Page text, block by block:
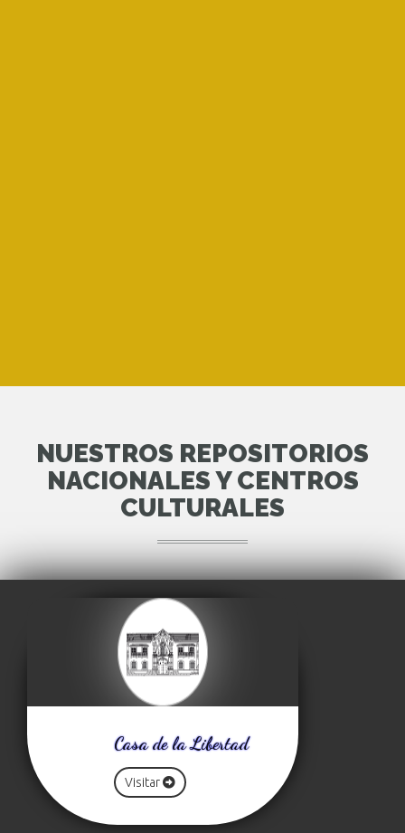
NUESTROS REPOSITORIOS
NACIONALES Y CENTROS
CULTURALES
Casa de la Libertad
Visitar